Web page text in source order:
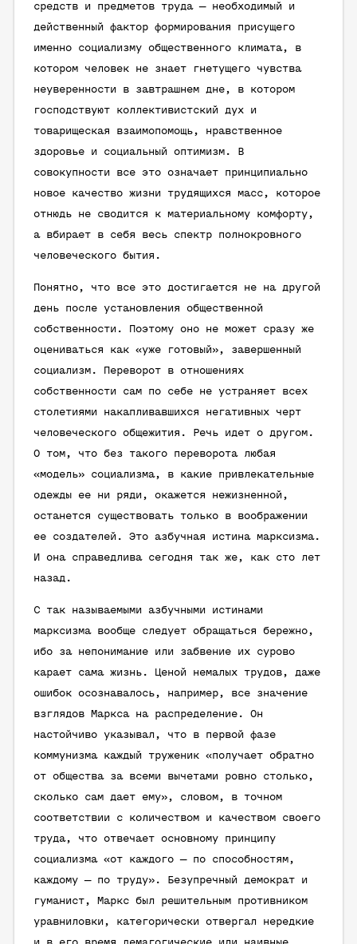
средств и предметов труда — необходимый и
действенный фактор формирования присущего
именно социализму общественного климата, в
котором человек не знает гнетущего чувства
неуверенности в завтрашнем дне, в котором
господствуют коллективистский дух и
товарищеская взаимопомощь, нравственное
здоровье и социальный оптимизм. В
совокупности все это означает принципиально
новое качество жизни трудящихся масс, которое
отнюдь не сводится к материальному комфорту,
а вбирает в себя весь спектр полнокровного
человеческого бытия.
Понятно, что все это достигается не на другой
день после установления общественной
собственности. Поэтому оно не может сразу же
оцениваться как «уже готовый», завершенный
социализм. Переворот в отношениях
собственности сам по себе не устраняет всех
столетиями накапливавшихся негативных черт
человеческого общежития. Речь идет о другом.
О том, что без такого переворота любая
«модель» социализма, в какие привлекательные
одежды ее ни ряди, окажется нежизненной,
останется существовать только в воображении
ее создателей. Это азбучная истина марксизма.
И она справедлива сегодня так же, как сто лет
назад.
С так называемыми азбучными истинами
марксизма вообще следует обращаться бережно,
ибо за непонимание или забвение их сурово
карает сама жизнь. Ценой немалых трудов, даже
ошибок осознавалось, например, все значение
взглядов Маркса на распределение. Он
настойчиво указывал, что в первой фазе
коммунизма каждый труженик «получает обратно
от общества за всеми вычетами ровно столько,
сколько сам дает ему», словом, в точном
соответствии с количеством и качеством своего
труда, что отвечает основному принципу
социализма «от каждого — по способностям,
каждому — по труду». Безупречный демократ и
гуманист, Маркс был решительным противником
уравниловки, категорически отвергал нередкие